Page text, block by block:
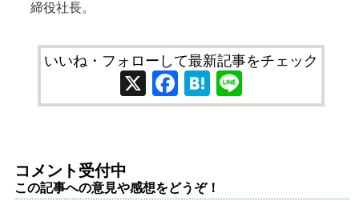
締役社長。
いいね・フォローして最新記事をチェック
X Facebook
Hatena
コメント受付中
この記事への意見や感想をどうぞ！